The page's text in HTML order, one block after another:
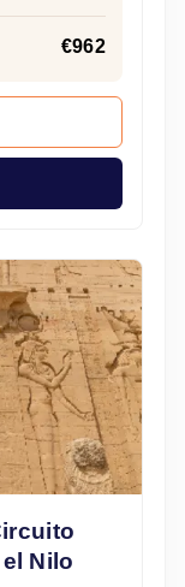
€962
Nilo